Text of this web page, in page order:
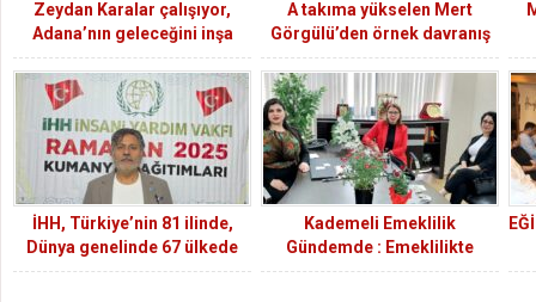
Zeydan Karalar çalışıyor,
Adana’nın geleceğini inşa
ediyor
A takıma yükselen Mert
Görgülü’den örnek davranış
İHH, Türkiye’nin 81 ilinde,
Dünya genelinde 67 ülkede
Ramazan yardım çalışması
Kademeli Emeklilik
Gündemde : Emeklilikte
Adalet Derneği (EMADDER)